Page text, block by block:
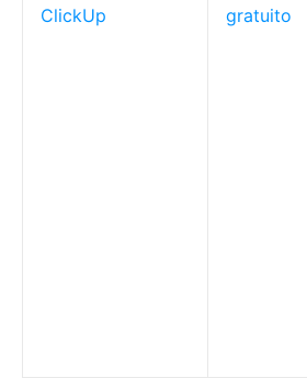
ClickUp
gratuito